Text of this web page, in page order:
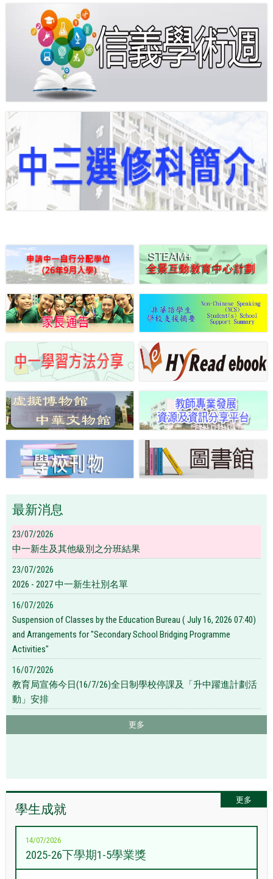
最新消息
23/07/2026
中一新生及其他級別之分班結果
23/07/2026
2026 - 2027 中一新生社別名單
16/07/2026
Suspension of Classes by the Education Bureau ( July 16, 2026 07:40)
and Arrangements for "Secondary School Bridging Programme
Activities"
16/07/2026
教育局宣佈今日(16/7/26)全日制學校停課及「升中躍進計劃活
動」安排
更多
更多
學生成就
14/07/2026
2025-26下學期1-5學業獎